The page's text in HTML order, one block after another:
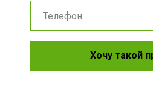
Хочу такой